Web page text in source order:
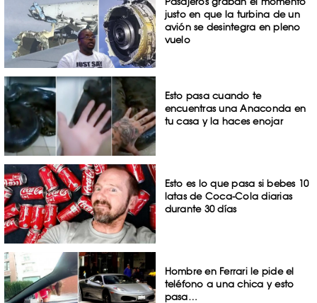
justo en que la turbina de un
avión se desintegra en pleno
vuelo
Esto pasa cuando te
encuentras una Anaconda en
tu casa y la haces enojar
Esto es lo que pasa si bebes 10
latas de Coca-Cola diarias
durante 30 días
Hombre en Ferrari le pide el
teléfono a una chica y esto
pasa…